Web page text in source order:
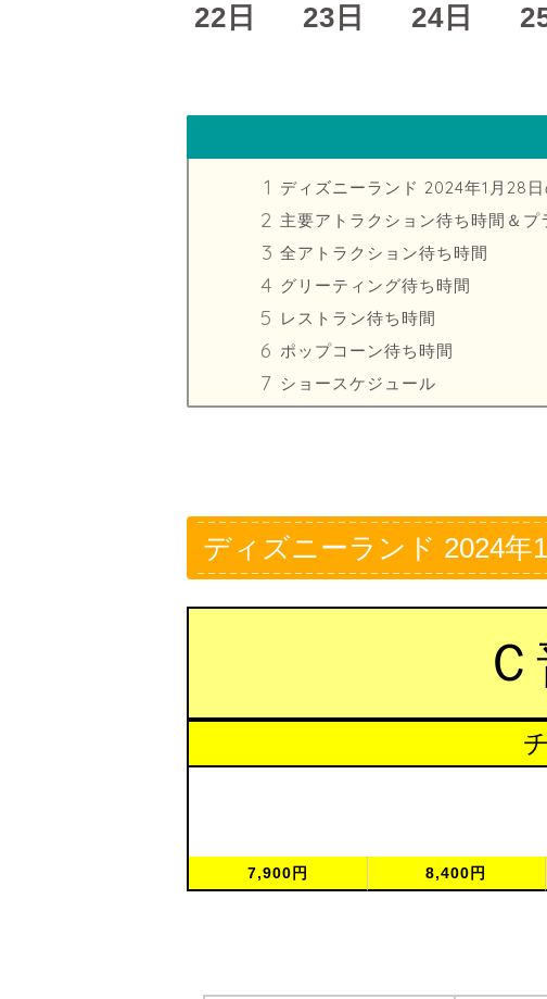
22日 23日 24日
ディズニーランド 2024年1月28
主要アトラクション待ち時間＆
全アトラクション待ち時間
グリーティング待ち時間
レストラン待ち時間
ポップコーン待ち時間
ショースケジュール
ディズニーランド 2024年
7,900円 8,400円